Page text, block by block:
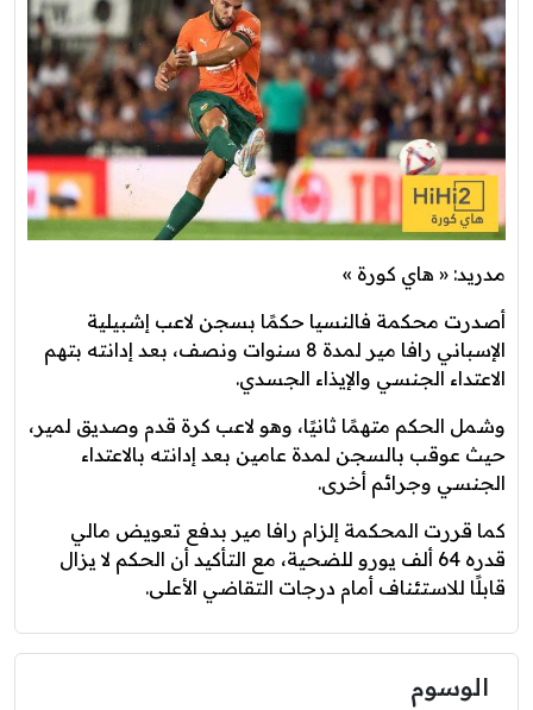
مدريد: « هاي كورة »
أصدرت محكمة فالنسيا حكمًا بسجن لاعب إشبيلية
الإسباني رافا مير لمدة 8 سنوات ونصف، بعد إدانته بتهم
الاعتداء الجنسي والإيذاء الجسدي.
وشمل الحكم متهمًا ثانيًا، وهو لاعب كرة قدم وصديق لمير،
حيث عوقب بالسجن لمدة عامين بعد إدانته بالاعتداء
الجنسي وجرائم أخرى.
كما قررت المحكمة إلزام رافا مير بدفع تعويض مالي
قدره 64 ألف يورو للضحية، مع التأكيد أن الحكم لا يزال
قابلًا للاستئناف أمام درجات التقاضي الأعلى.
الوسوم